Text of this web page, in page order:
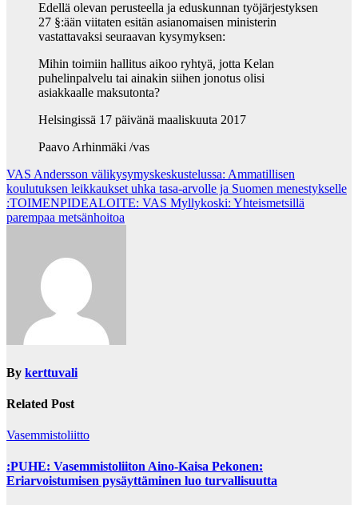
Edellä olevan perusteella ja eduskunnan työjärjestyksen
27 §:ään viitaten esitän asianomaisen ministerin
vastattavaksi seuraavan kysymyksen:
Mihin toimiin hallitus aikoo ryhtyä, jotta Kelan
puhelinpalvelu tai ainakin siihen jonotus olisi
asiakkaalle maksutonta?
Helsingissä 17 päivänä maaliskuuta 2017
Paavo Arhinmäki /vas
Post
navigation
VAS Andersson välikysymyskeskustelussa: Ammatillisen
koulutuksen leikkaukset uhka tasa-arvolle ja Suomen menestykselle
:TOIMENPIDEALOITE: VAS Myllykoski: Yhteismetsillä
parempaa metsänhoitoa
By kerttuvali
Related Post
Vasemmistoliitto
:PUHE: Vasemmistoliiton Aino-Kaisa Pekonen:
Eriarvoistumisen pysäyttäminen luo turvallisuutta